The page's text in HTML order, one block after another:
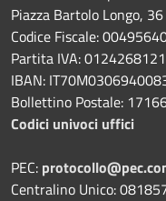
Piazza Bartolo Longo,
Codice Fiscale:
Partita IVA:
IBAN:
Bollettino Postale:
Codici univoci uffici
PEC:
Centralino Unico: